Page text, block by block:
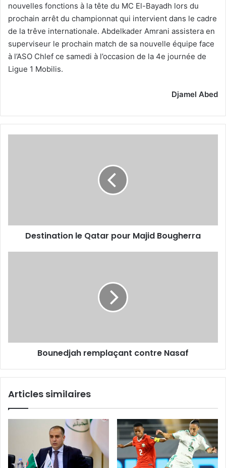
nouvelles fonctions à la tête du MC El-Bayadh lors du
prochain arrêt du championnat qui intervient dans le cadre
de la trêve internationale. Abdelkader Amrani assistera en
superviseur le prochain match de sa nouvelle équipe face
à l’ASO Chlef ce samedi à l’occasion de la 4e journée de
Ligue 1 Mobilis.
Djamel Abed
Destination le Qatar pour Majid Bougherra
Bounedjah remplaçant contre Nasaf
Articles similaires